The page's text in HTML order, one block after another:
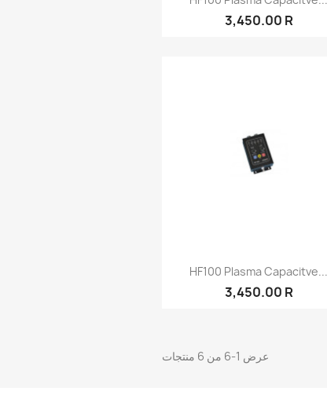
3,450.00 R
نظرة سريعة
HF100 Plasma Capacitve...
3,450.00 R
عرض 1-6 من 6 منتجات